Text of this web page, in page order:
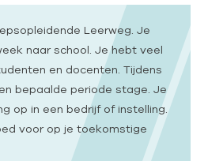
Leerweg. Je
naar school. Je hebt veel
en docenten. Tijdens
bepaalde periode stage. Je
op in een bedrijf of instelling.
voor op je toekomstige